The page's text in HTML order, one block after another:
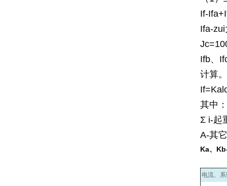
If-
Ifa-
Ifb、
计算。
其中
Σ i-起
A-其
Ka、
电流、